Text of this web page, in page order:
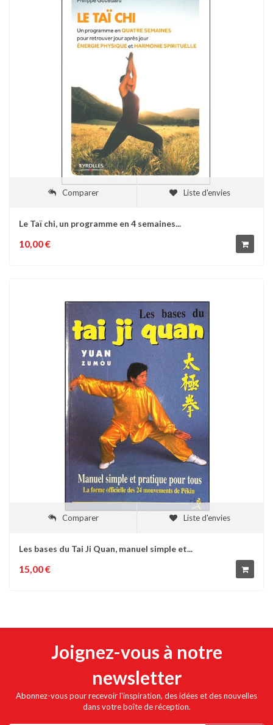
Comparer Liste d'envies
Le Taï chi, un programme en 4 semaines...
10,00 €
Comparer Liste d'envies
Les bases du Tai Ji Quan, manuel simple et...
15,00 €
Joignez-vous à notre
newsletter
Abonnez-vous pour recevoir l'inspiration, des idées et des nouvelles
dans votre boîte de réception.